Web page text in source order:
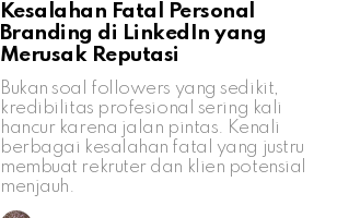
Kesalahan Fatal Personal
Branding di LinkedIn yang
Merusak Reputasi
Bukan soal followers yang sedikit,
kredibilitas profesional sering kali
hancur karena jalan pintas. Kenali
berbagai kesalahan fatal yang justru
membuat rekruter dan klien potensial
menjauh.